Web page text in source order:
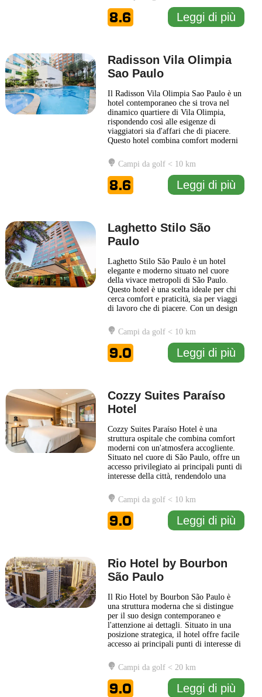
e attrazioni turistiche. Le camere del
Gran... Leggi di più
8.6 Leggi di più
Radisson Vila Olimpia
Sao Paulo
Il Radisson Vila Olimpia Sao Paulo è un
hotel contemporaneo che si trova nel
dinamico quartiere di Vila Olimpia,
rispondendo così alle esigenze di
viaggiatori sia d'affari che di piacere.
Questo hotel combina comfort moderni
creando un'atmosfera accogliente e
funzionale. Gli ospiti possono godere di
camere ben arredate, dotate di tutti i
servizi essenziali, inclusi... Leggi di più
Campi da golf < 10 km
8.6 Leggi di più
Laghetto Stilo São
Paulo
Laghetto Stilo São Paulo è un hotel
elegante e moderno situato nel cuore
della vivace metropoli di São Paulo.
Questo hotel è una scelta ideale per chi
cerca comfort e praticità, sia per viaggi
di lavoro che di piacere. Con un design
accogliente, il Laghetto Stilo São Paulo
combina sapientemente stile e
funzionalità. Gli ospiti possono
approfittare di una serie di servizi
...
Leggi di più
Campi da golf < 10 km
9.0 Leggi di più
Cozzy Suites Paraíso
Hotel
Cozzy Suites Paraíso Hotel è una
struttura ospitale che combina comfort
moderni con un'atmosfera accogliente.
Situato nel cuore di São Paulo, offre un
accesso privilegiato ai principali punti di
interesse della città, rendendolo una
turisti. Le camere del Cozzy Suites
Paraíso Hotel sono progettate per
garantire un soggiorno rilassante, con
arredamenti eleganti
... Leggi di più
Campi da golf < 10 km
9.0 Leggi di più
Rio Hotel by Bourbon
São Paulo
Il Rio Hotel by Bourbon São Paulo è
una struttura moderna che si distingue
per il suo design contemporaneo e
l'attenzione ai dettagli. Situato in una
posizione strategica, il hotel offre facile
accesso ai principali punti di interesse di
sia per i viaggiatori d'affari che per i
turisti. Le camere del Rio Hotel by
Bourbon São Paulo sono arredate con
gusto e dotate
... Leggi di più
Campi da golf < 20 km
9.0 Leggi di più